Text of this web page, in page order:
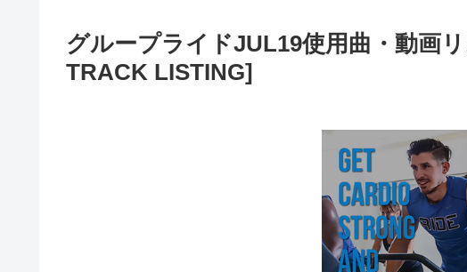
グループライドJUL19使用曲・動画
TRACK LISTING]